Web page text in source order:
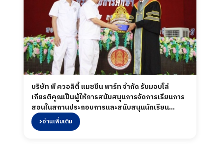
บริษัท พี ควอลิตี้ แมชชีน พาร์ท จำกัด รับมอบโล่
เกียรติคุณเป็นผู้ให้การสนับสนุนการจัดการเรียนการ
สอนในสถานประกอบการและสนับสนุนนักเรียน
นักศึกษาฝึกประสบการณ์ในสถานประกอบการ ณ หอ
ประชุมกุมภวาวิวัฒน์ วิทยาลัยการอาชีพกุมภวาปี 26-
อ่านเพิ่มเติม